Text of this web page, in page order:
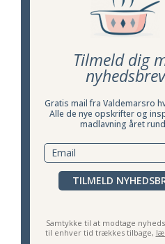
Tilmeld dig
nyhedsbrev
Gratis mail fra Valdemarsro
Alle de nye opskrifter og
madlavning året
TILMELD
Samtykke til at modtage
til enhver tid trækkes tilbage,